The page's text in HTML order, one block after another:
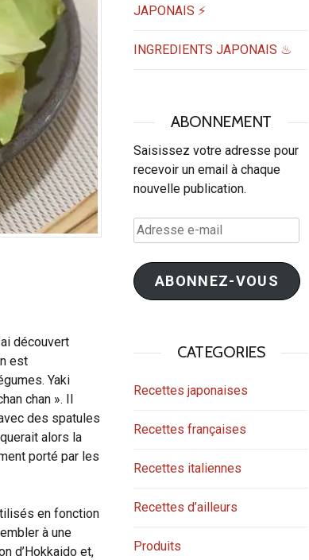
découvert
est
Yaki
chan ». Il
des spatules
alors la
porté par les
en fonction
à une
d’Hokkaido et,
JAPONAIS ⚡
INGREDIENTS JAPONAIS ♨
ABONNEMENT
Saisissez votre adresse pour
recevoir un email à chaque
nouvelle publication.
Adresse
e-
mail
ABONNEZ-VOUS
CATEGORIES
Recettes japonaises
Recettes françaises
Recettes italiennes
Recettes d’ailleurs
Produits